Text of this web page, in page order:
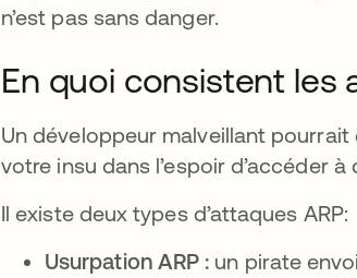
n’est pas sans danger.
En quoi consistent les
Un développeur malveillant
votre insu dans l’espoir d’accéder
Il existe deux types d’attaques ARP:
Usurpation ARP : un pirate